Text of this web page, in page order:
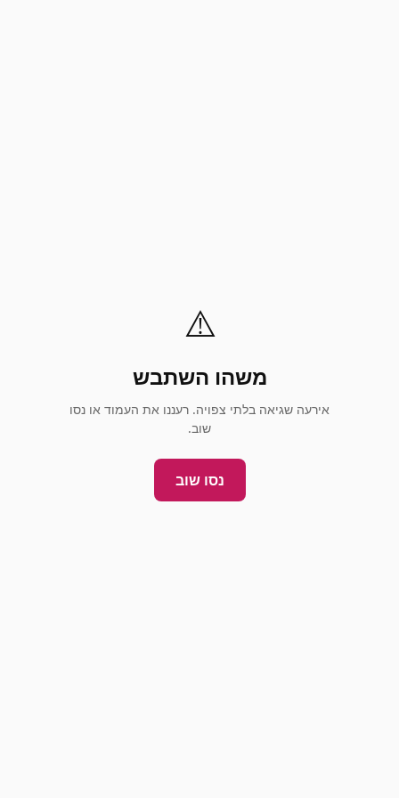
⚠️
משהו השתבש
אירעה שגיאה בלתי צפויה. רעננו את העמוד או נסו
שוב.
נסו שוב